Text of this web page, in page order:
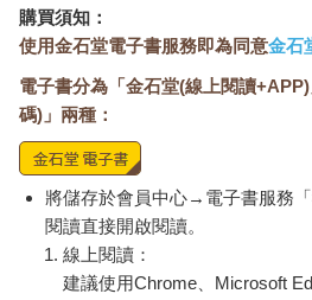
●避免冗詞贅語。
●不可省略必要的細節。
●形式不可馬虎。
●使用正確的文法。
●風格簡單直接。
購買須知：
使用金石堂電子書服務即為同意金石
電子書分為「金石堂(線上閱讀
碼)」兩種：
將儲存於會員中心→電子書服務
閱讀直接開啟閱讀。
線上閱讀：
建議使用Chrome、Microsoft